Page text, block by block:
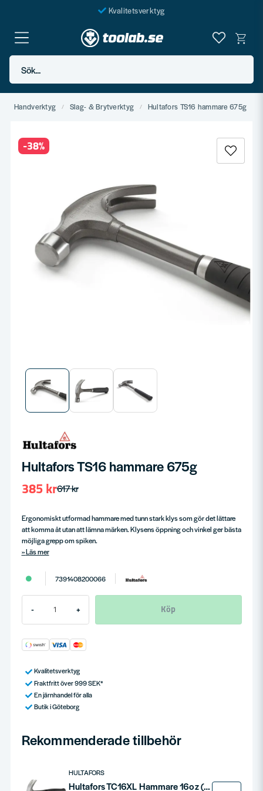
Kvalitetsverktyg
Fraktfritt över 999 SEK*
En järnhandel för alla
Sök...
Handverktyg Slag- & Brytverktyg Hultafors TS16 hammare 675g
-38%
Hultafors TS16 hammare 675g
617 kr
385 kr
Ergonomiskt utformad hammare med tunn stark klys som gör det lättare
att komma åt utan att lämna märken. Klysens öppning och vinkel ger bästa
möjliga grepp om spiken.
Läs mer
7391408200066
- + Köp
Kvalitetsverktyg
Fraktfritt över 999 SEK*
En järnhandel för alla
Butik i Göteborg
Rekommenderade tillbehör
HULTAFORS
Hultafors TC16XL Hammare 16oz (720g)